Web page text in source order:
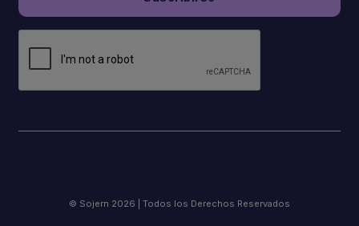
© Sojern 2026 | Todos los Derechos Reservados